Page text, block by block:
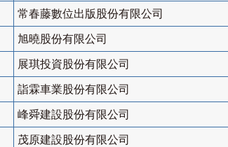
常春藤數位出版股份有限公司
旭曉股份有限公司
展琪投資股份有限公司
詣霖車業股份有限公司
峰舜建設股份有限公司
茂原建設股份有限公司